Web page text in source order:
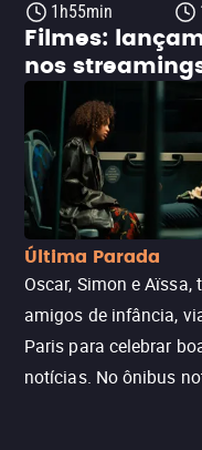
1h55min
Filmes:
nos
Última Parada
Oscar, Simon e Aïssa,
amigos de infância,
Paris para celebrar
notícias. No ônibus